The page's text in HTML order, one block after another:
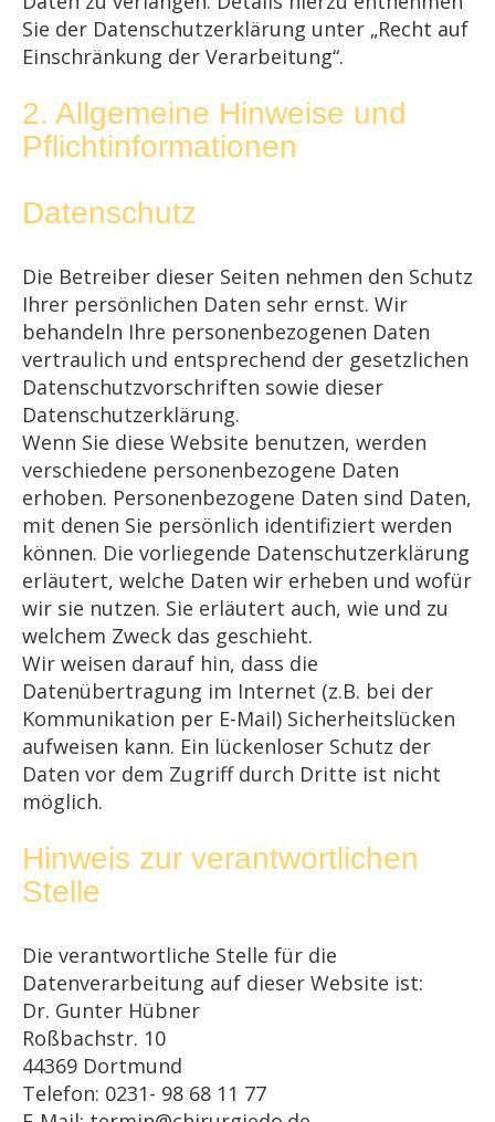
Sie der Datenschutzerklärung unter „Recht auf
Einschränkung der Verarbeitung“.
2. Allgemeine Hinweise und
Pflichtinformationen
Datenschutz
Die Betreiber dieser Seiten nehmen den Schutz
Ihrer persönlichen Daten sehr ernst. Wir
behandeln Ihre personenbezogenen Daten
vertraulich und entsprechend der gesetzlichen
Datenschutzvorschriften sowie dieser
Datenschutzerklärung.
Wenn Sie diese Website benutzen, werden
verschiedene personenbezogene Daten
erhoben. Personenbezogene Daten sind Daten,
mit denen Sie persönlich identifiziert werden
können. Die vorliegende Datenschutzerklärung
erläutert, welche Daten wir erheben und wofür
wir sie nutzen. Sie erläutert auch, wie und zu
welchem Zweck das geschieht.
Wir weisen darauf hin, dass die
Datenübertragung im Internet (z.B. bei der
Kommunikation per E-Mail) Sicherheitslücken
aufweisen kann. Ein lückenloser Schutz der
Daten vor dem Zugriff durch Dritte ist nicht
möglich.
Hinweis zur verantwortlichen
Stelle
Die verantwortliche Stelle für die
Datenverarbeitung auf dieser Website ist:
Dr. Gunter Hübner
Roßbachstr. 10
44369 Dortmund
Telefon: 0231- 98 68 11 77